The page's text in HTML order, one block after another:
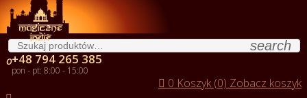
search
+48 794 265 385
pon - pt: 8:00 - 15:00
 0 Koszyk (0) Zobacz koszyk